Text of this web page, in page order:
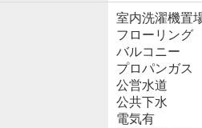
室内洗濯機置
フローリング
バルコニー
プロパンガス
公営水道
公共下水
電気有